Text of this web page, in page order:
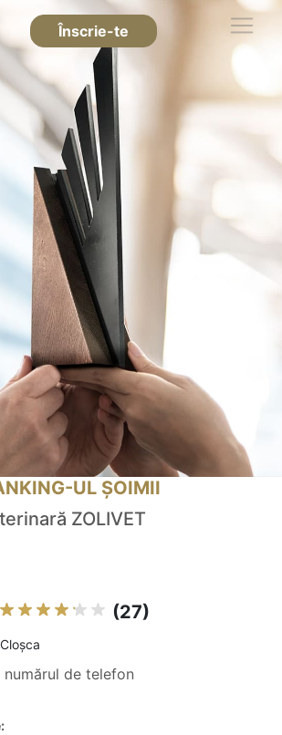
Înscrie-te
UL ȘOIMII
ZOLIVET
(27)
numărul de telefon